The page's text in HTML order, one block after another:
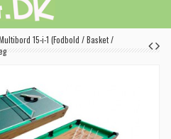
15-i-1 (Fodbold / Basket /